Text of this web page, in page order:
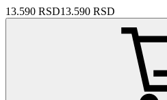
13.590 RSD13.590 RSD